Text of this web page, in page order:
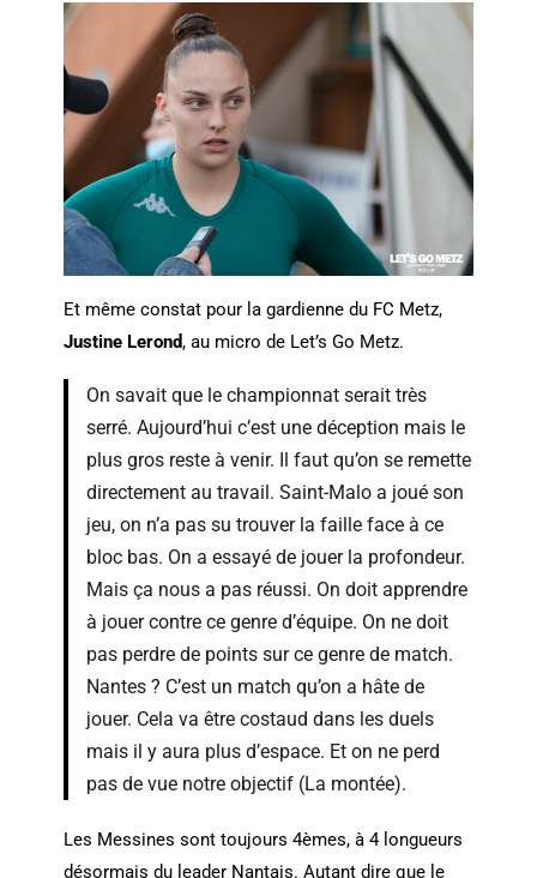
Et même constat pour la gardienne du FC Metz,
Justine Lerond, au micro de Let’s Go Metz.
On savait que le championnat serait très
serré. Aujourd’hui c’est une déception mais le
plus gros reste à venir. Il faut qu’on se remette
directement au travail. Saint-Malo a joué son
jeu, on n’a pas su trouver la faille face à ce
bloc bas. On a essayé de jouer la profondeur.
Mais ça nous a pas réussi. On doit apprendre
à jouer contre ce genre d’équipe. On ne doit
pas perdre de points sur ce genre de match.
Nantes ? C’est un match qu’on a hâte de
jouer. Cela va être costaud dans les duels
mais il y aura plus d’espace. Et on ne perd
pas de vue notre objectif (La montée).
Les Messines sont toujours 4èmes, à 4 longueurs
désormais du leader Nantais. Autant dire que le